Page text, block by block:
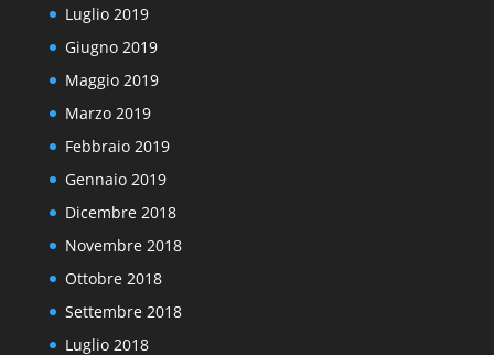
Luglio 2019
Giugno 2019
Maggio 2019
Marzo 2019
Febbraio 2019
Gennaio 2019
Dicembre 2018
Novembre 2018
Ottobre 2018
Settembre 2018
Luglio 2018